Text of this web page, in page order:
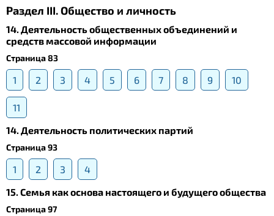
Раздел III. Общество и личность
14. Деятельность общественных объединений и
средств массовой информации
Страница 83
1 2 3 4 5 6 7 8 9 10
11
14. Деятельность политических партий
Страница 93
1 2 3
4
15. Семья как основа настоящего и будущего общества
Страница 97